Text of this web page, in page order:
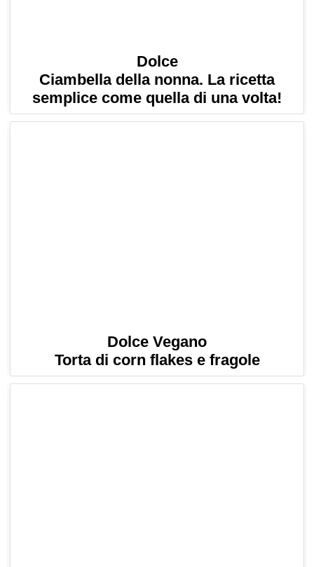
Dolce
Ciambella della nonna. La ricetta
semplice come quella di una volta!
Dolce Vegano
Torta di corn flakes e fragole